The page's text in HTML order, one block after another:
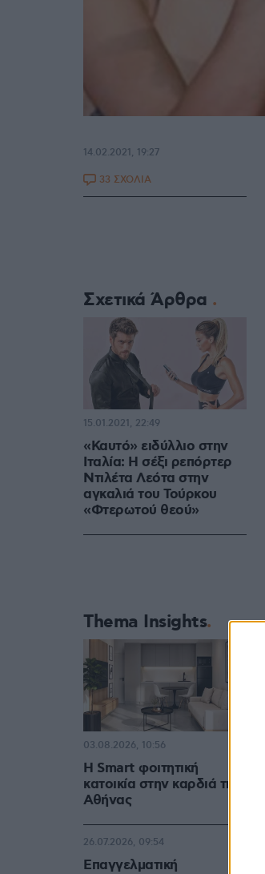
14.02.2021, 19:27
33 ΣΧΟΛΙΑ
Σχετικά Άρθρα
«Καυτό» ειδύλλιο στην
Ιταλία: Η σέξι ρεπόρτερ
Ντιλέτα Λεότα στην
αγκαλιά του Τούρκου
«Φτερωτού θεού»
15.01.2021, 22:49
Thema Insights
Η Smart φοιτητική
κατοικία στην καρδιά της
Αθήνας
03.08.2026, 10:56
Επαγγελματική
26.07.2026, 09:54